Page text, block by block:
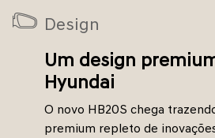
Design
Um design
Hyundai
O novo HB20S chega
premium repleto de